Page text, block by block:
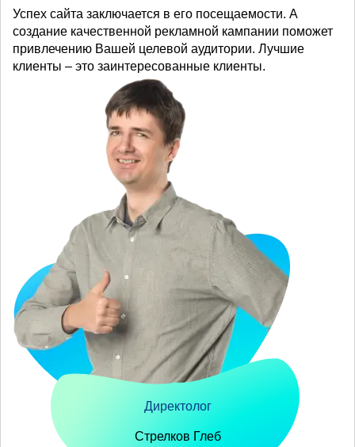
Успех сайта заключается в его посещаемости. А
создание качественной рекламной кампании поможет
привлечению Вашей целевой аудитории. Лучшие
клиенты – это заинтересованные клиенты.
Директолог
Стрелков Глеб